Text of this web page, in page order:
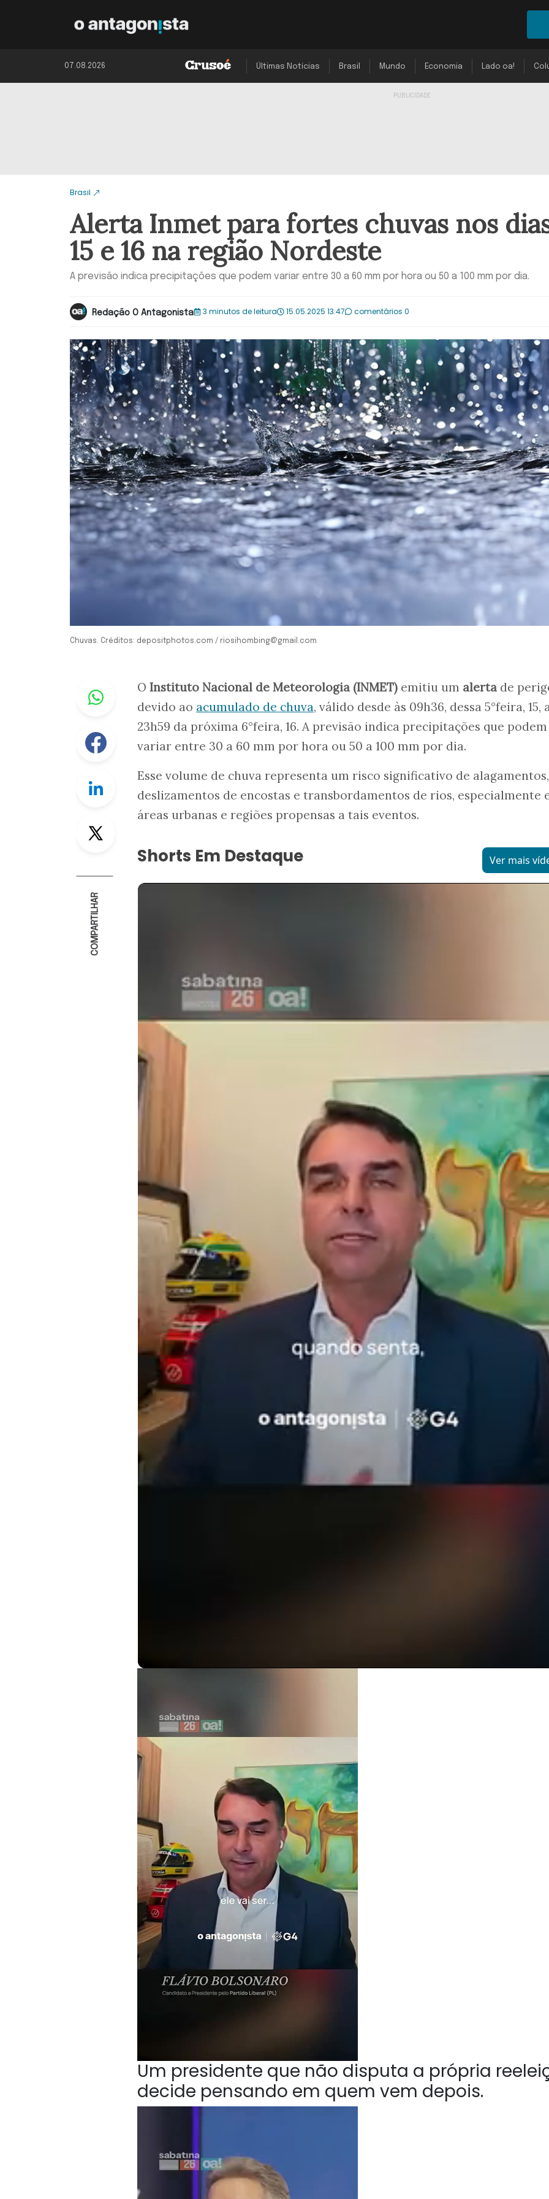
07.08.2026 Últimas Notícias Brasil Mundo Economia Lado oa!
Brasil
Alerta Inmet para fortes chuvas nos
15 e 16 na região Nordeste
A previsão indica precipitações que podem variar entre 30 a 60 mm por hora ou 50 a 100 mm por dia.
Redação O Antagonista 3 minutos de leitura 15.05.2025 13:47 comentários 0
Chuvas. Créditos: depositphotos.com / riosihombing@gmail.com
Whastapp
Facebook
Linkedin
Twitter
COMPARTILHAR
O Instituto Nacional de Meteorologia (INMET) emitiu um alerta de
devido ao acumulado de chuva, válido desde às 09h36, dessa 5°feira, 15,
23h59 da próxima 6°feira, 16. A previsão indica precipitações que podem
variar entre 30 a 60 mm por hora ou 50 a 100 mm por dia.
Esse volume de chuva representa um risco significativo de alagamentos,
deslizamentos de encostas e transbordamentos de rios, especialmente
áreas urbanas e regiões propensas a tais eventos.
Shorts Em Destaque Ver mais
Um presidente que não disputa a própria
decide pensando em quem vem depois.